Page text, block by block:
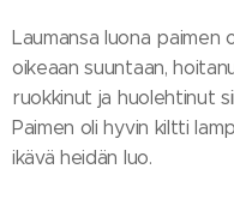
Laumansa luona paimen
oikeaan suuntaan,
ruokkinut ja huolehtinut
Paimen oli hyvin kiltti
ikävä heidän luo.